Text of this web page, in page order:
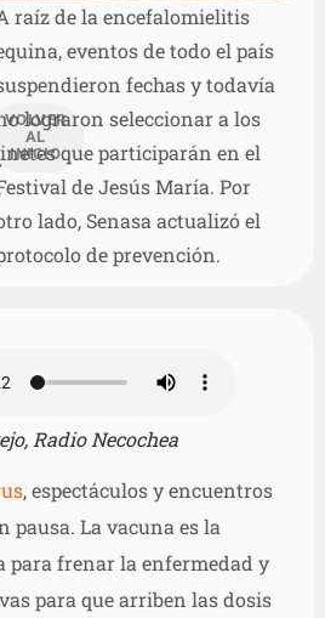
VOLVER
AL
INICIO
raíz de la encefalomielitis
eventos de todo el país
fechas y todavía
lograron seleccionar a los
que participarán en el
de Jesús María. Por
lado, Senasa actualizó el
de prevención.
Radio Necochea
, espectáculos y encuentros
pausa. La vacuna es la
para frenar la enfermedad y
para que arriben las dosis